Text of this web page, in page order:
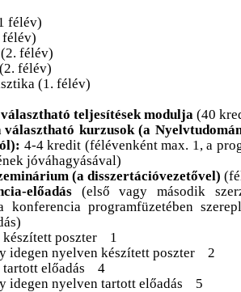
félév)
félév)
(2. félév)
félév)
(1. félév)
választható teljesítések modulja (40
választható kurzusok (a
4-4 kredit (félévenként max. 1, a
jóváhagyásával)
(a disszertációvezetővel)
előadás(első vagy második
konferencia programfüzetében
készített poszter 1
idegen nyelven készített poszter 2
tartott előadás 4
idegen nyelven tartott előadás 5